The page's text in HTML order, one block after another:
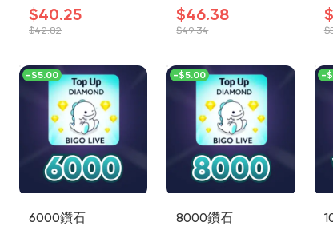
$40.25
$42.82
$46.38
$49.34
6000鑽石
-$5.00
8000鑽石
-$5.00 -